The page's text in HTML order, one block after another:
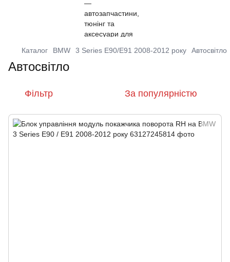
Каталог BMW 3 Series E90/E91 2008-2012 року Автосвітло
Автосвітло
Фільтр За популярністю